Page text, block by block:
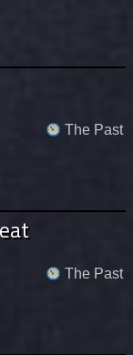
The Past
The Past